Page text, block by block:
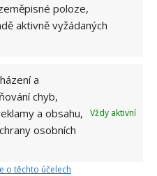
poloze,
aktivně vyžádaných
a
chyb,
a obsahu,
osobních
Vždy aktivní
o těchto účelech
metodě pozor,
si na zahradě